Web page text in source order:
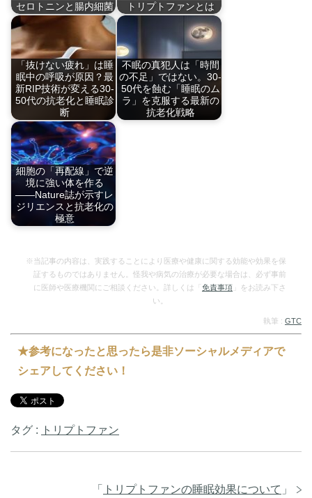
セロトニンと腸内細菌
脳内で働く神経伝達
物…
トリプトファンとは
トリプトファンは必
須…
「抜けない疲れ」は睡
眠中の呼吸が原因？最
新RIP技術が変える30-
50代の抗老化と睡眠診
断
「しっかり寝たのに
体…
不眠の真犯人は「時間
の不足」ではない。30-
50代を蝕む「睡眠のム
ラ」を克服する最新の
抗老化戦略
細胞の「再配線」で逆
境に強い体を作る
――Nature誌が示すレ
ジリエンスと抗老化の
極意
※当記事の内容は、実践することにより医療や健康に関する効能や効果を保
証するものではありません。怪我や病気の治療が必要な場合は、必ず事前
に医師や医療機関にご相談ください。詳しくは「 免責事項 」をお読み下さ
い。
執筆 : GTC
★参考になったと思ったら是非ソーシャルメディアで
シェアしてください！
タグ : トリプトファン
「 トリプトファンの睡眠効果について 」